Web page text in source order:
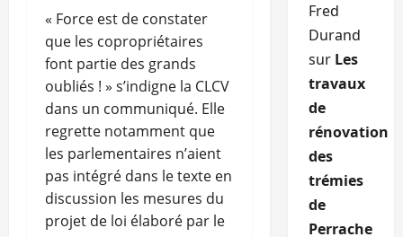
« Force est de constater
que les copropriétaires
font partie des grands
oubliés ! » s’indigne la CLCV
dans un communiqué. Elle
regrette notamment que
les parlementaires n’aient
pas intégré dans le texte en
discussion les mesures du
projet de loi élaboré par le
Fred
Durand
sur Les
travaux
de
rénovation
des
trémies
de
Perrache